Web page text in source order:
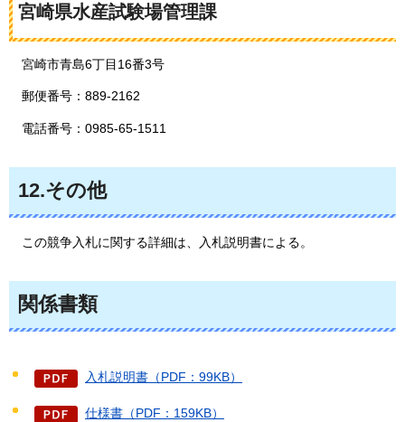
宮崎県水産試験場管理課
宮崎市青島6丁目16番3号
郵便番号：889-2162
電話番号：0985-65-1511
12.その他
この競争入札に関する詳細は、入札説明書による。
関係書類
入札説明書（PDF：99KB）
仕様書（PDF：159KB）